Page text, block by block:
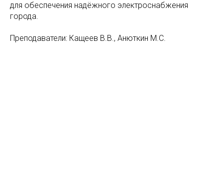
для обеспечения надёжного электроснабжения
города.
Преподаватели: Кащеев В.В., Анюткин М.С.